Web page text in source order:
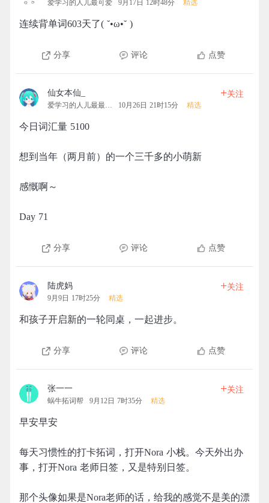
爱学习的人儿最可爱 9月17日 12时48分 精选
连续背单词603天了( ˘•ω•˘ )
分享 评论 点赞
仙女本仙_
爱学习的人儿最最最可爱 10月26日 21时15分 精选
+关注
今日词汇量 5100
想到当年（两月前）的一个三千多的小萌新
感慨啊～
Day 71
分享 评论 点赞
陆虎妈
9月9日 17时25分 精选
+关注
和孩子开启新的一轮同桌，一起进步。
分享 评论 点赞
张一一
蜗牛拓词帮 9月12日 7时35分 精选
+关注
早安早安
每天习惯性的打卡拓词，打开Nora 小栈。今天外出办
事，打开Nora 老师日签，又是特别日签。
那个头像如果是Nora老师的话，给我的感觉不是美的漂